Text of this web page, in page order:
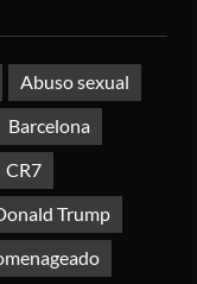
Abuso sexual
Barcelona
CR7
Trump